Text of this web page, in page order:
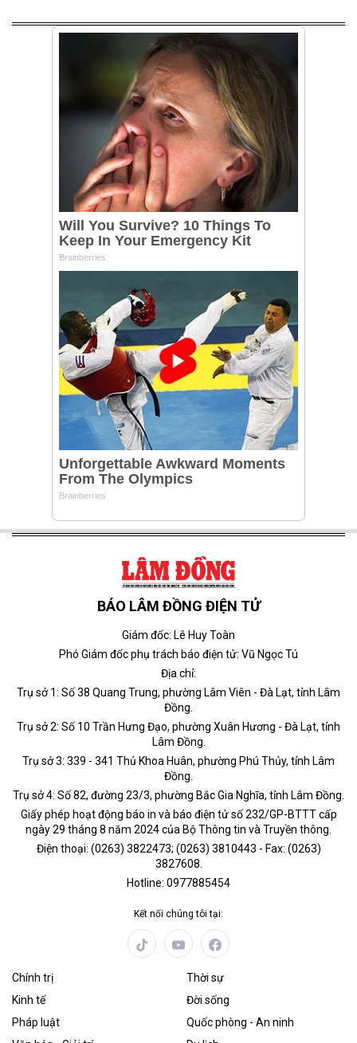
BÁO LÂM ĐỒNG ĐIỆN TỬ
Giám đốc: Lê Huy Toàn
Phó Giám đốc phụ trách báo điện tử: Vũ Ngọc Tú
Địa chỉ:
Trụ sở 1: Số 38 Quang Trung, phường Lâm Viên - Đà Lạt, tỉnh Lâm
Đồng.
Trụ sở 2: Số 10 Trần Hưng Đạo, phường Xuân Hương - Đà Lạt, tỉnh
Lâm Đồng.
Trụ sở 3: 339 - 341 Thủ Khoa Huân, phường Phú Thủy, tỉnh Lâm
Đồng.
Trụ sở 4: Số 82, đường 23/3, phường Bắc Gia Nghĩa, tỉnh Lâm Đồng.
Giấy phép hoạt động báo in và báo điện tử số 232/GP-BTTT cấp
ngày 29 tháng 8 năm 2024 của Bộ Thông tin và Truyền thông.
Điện thoại: (0263) 3822473; (0263) 3810443 - Fax: (0263)
3827608.
Hotline: 0977885454
Kết nối chúng tôi tại:
Chính trị
Thời sự
Kinh tế
Đời sống
Pháp luật
Quốc phòng - An ninh